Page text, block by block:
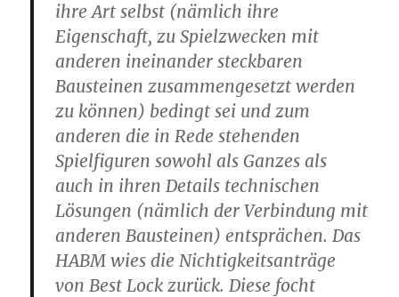
ihre Art selbst (nämlich ihre
Eigenschaft, zu Spielzwecken mit
anderen ineinander steckbaren
Bausteinen zusammengesetzt werden
zu können) bedingt sei und zum
anderen die in Rede stehenden
Spielfiguren sowohl als Ganzes als
auch in ihren Details technischen
Lösungen (nämlich der Verbindung mit
anderen Bausteinen) entsprächen. Das
HABM wies die Nichtigkeitsanträge
von Best Lock zurück. Diese focht